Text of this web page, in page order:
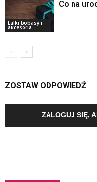
Lalki bobasy i
akcesoria
Co na
ZOSTAW ODPOWIEDŹ
ZALOGUJ SIĘ,